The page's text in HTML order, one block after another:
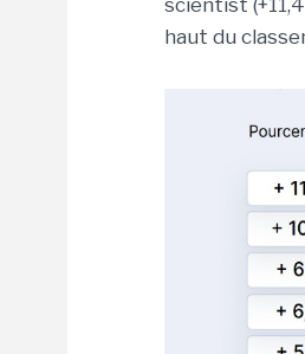
scientist
haut du